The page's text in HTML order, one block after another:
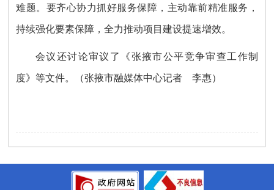
难题。要齐心协力抓好服务保障，主动靠前精准服务，
持续强化要素保障，全力推动项目建设提速增效。
会议还讨论审议了《张掖市公平竞争审查工作制
度》等文件。 （张掖市融媒体中心记者 李惠）